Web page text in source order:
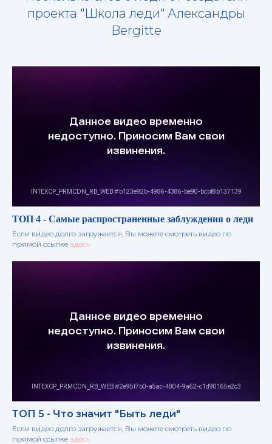
проекта "Школа леди" Александры
Bergitte
ТОП 4 - Самые распространенные заблуждения о леди
Если видео долго загружается, Вы можете смотреть видео по
прямой ссылке здесь
ТОП 5 - Что значит "Быть леди"
Если видео долго загружается, Вы можете смотреть видео по
прямой ссылке здесь